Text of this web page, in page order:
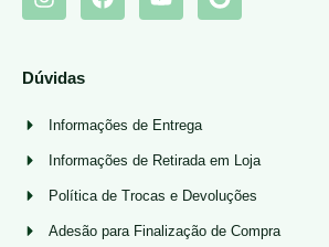
Dúvidas
Informações de Entrega
Informações de Retirada em Loja
Política de Trocas e Devoluções
Adesão para Finalização de Compra